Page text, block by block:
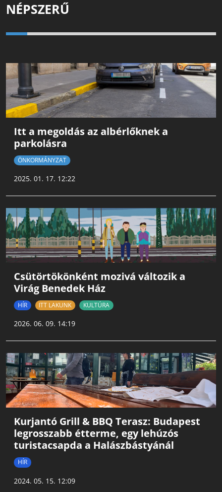
NÉPSZERŰ
Itt a megoldás az albérlőknek a
parkolásra
ÖNKORMÁNYZAT
2025. 01. 17. 12:22
Csütörtökönként mozivá változik a
Virág Benedek Ház
HÍR ITT LAKUNK KULTÚRA
2026. 06. 09. 14:19
Kurjantó Grill & BBQ Terasz: Budapest
legrosszabb étterme, egy lehúzós
turistacsapda a Halászbástyánál
HÍR
2024. 05. 15. 12:09